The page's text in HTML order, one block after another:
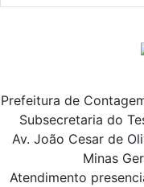
Prefeitura de
Subsecretaria do
Av. João Cesar de
Minas
Atendimento